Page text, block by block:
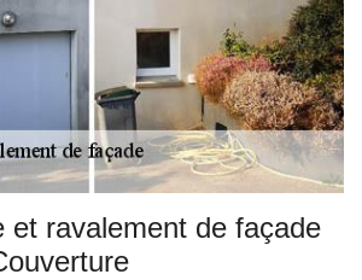
et ravalement de façade